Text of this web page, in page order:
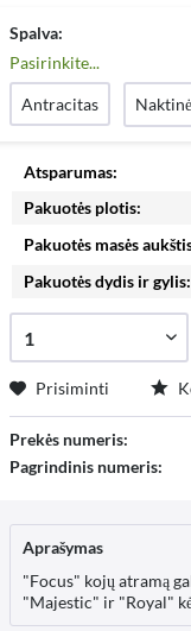
Spalva:
Pasirinkite...
Antracitas
Atsparumas:
Pakuotės plotis:
Pakuotės masės
Pakuotės dydis ir gylis:
Prisiminti
Prekės numeris:
Pagrindinis numeris:
Aprašymas
"Focus" kojų atramą
"Majestic" ir "Royal"